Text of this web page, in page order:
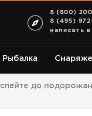
8 (800)
8 (495)
написать в
Рыбалка
до